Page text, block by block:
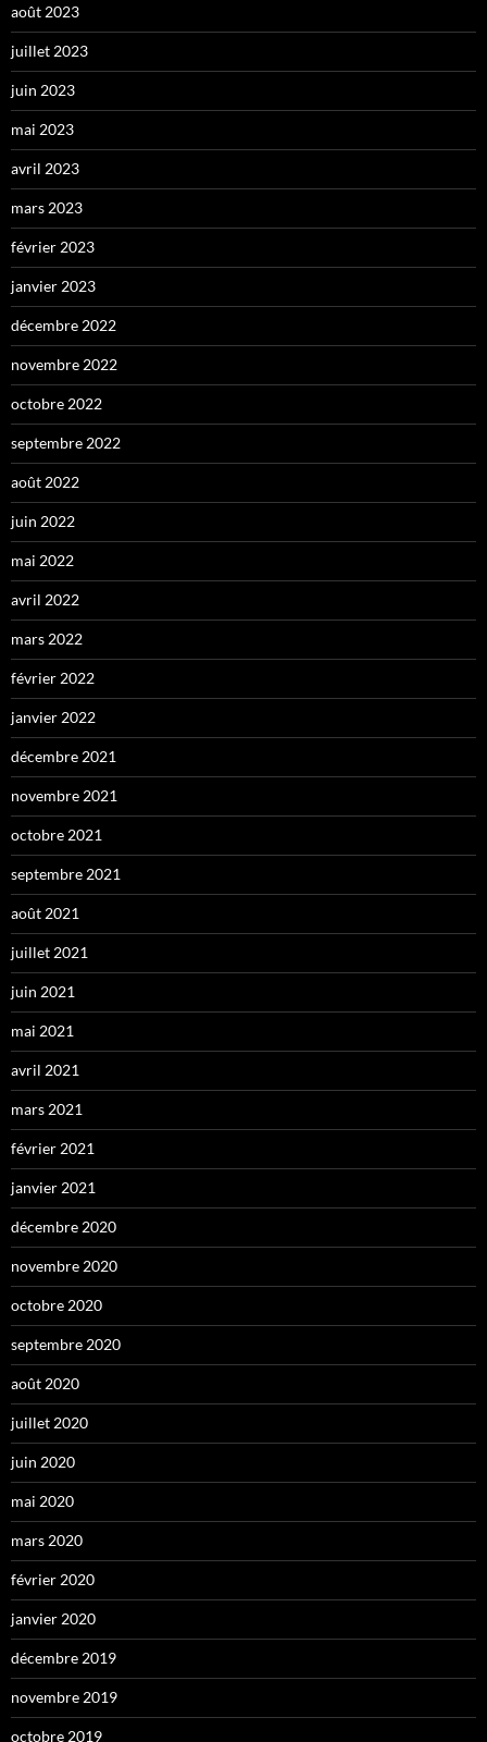
août 2023
juillet 2023
juin 2023
mai 2023
avril 2023
mars 2023
février 2023
janvier 2023
décembre 2022
novembre 2022
octobre 2022
septembre 2022
août 2022
juin 2022
mai 2022
avril 2022
mars 2022
février 2022
janvier 2022
décembre 2021
novembre 2021
octobre 2021
septembre 2021
août 2021
juillet 2021
juin 2021
mai 2021
avril 2021
mars 2021
février 2021
janvier 2021
décembre 2020
novembre 2020
octobre 2020
septembre 2020
août 2020
juillet 2020
juin 2020
mai 2020
mars 2020
février 2020
janvier 2020
décembre 2019
novembre 2019
octobre 2019